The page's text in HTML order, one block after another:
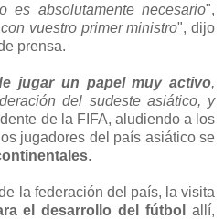
es absolutamente necesario",
vuestro primer ministro", dijo
prensa.
jugar un papel muy activo,
del sudeste asiático, y
de la FIFA, aludiendo a los
jugadores del país asiático se
.
la federación del país, la visita
el desarrollo del fútbol
allí,